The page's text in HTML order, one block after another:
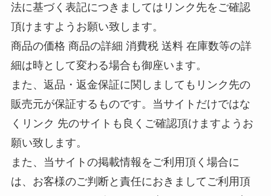
法に基づく表記につきましてはリンク先をご確認
頂けますようお願い致します。
商品の価格 商品の詳細 消費税 送料 在庫数等の詳
細は時として変わる場合も御座います。
また、返品・返金保証に関しましてもリンク先の
販売元が保証するものです。当サイトだけではな
くリンク 先のサイトも良くご確認頂けますようお
願い致します。
また、当サイトの掲載情報をご利用頂く場合に
は、お客様のご判断と責任におきましてご利用頂